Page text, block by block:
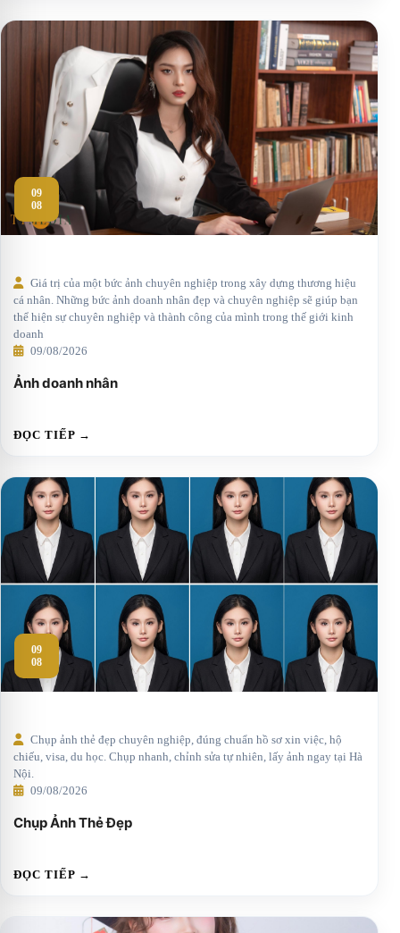
09
08
Giá trị của một bức ảnh chuyên nghiệp trong xây dựng thương hiệu
cá nhân. Những bức ảnh doanh nhân đẹp và chuyên nghiệp sẽ giúp bạn
thể hiện sự chuyên nghiệp và thành công của mình trong thế giới kinh
doanh
09/08/2026
Ảnh doanh nhân
ĐỌC TIẾP →
09
08
Chụp ảnh thẻ đẹp chuyên nghiệp, đúng chuẩn hồ sơ xin việc, hộ
chiếu, visa, du học. Chụp nhanh, chỉnh sửa tự nhiên, lấy ảnh ngay tại Hà
Nội.
09/08/2026
Chụp Ảnh Thẻ Đẹp
ĐỌC TIẾP →